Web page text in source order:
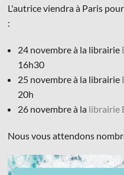
CGV• Mentions légales•
L'autrice viendra à Paris
:
24 novembre à la librairie
16h30
25 novembre à la librairie
20h
26 novembre à la librairie
Nous vous attendons